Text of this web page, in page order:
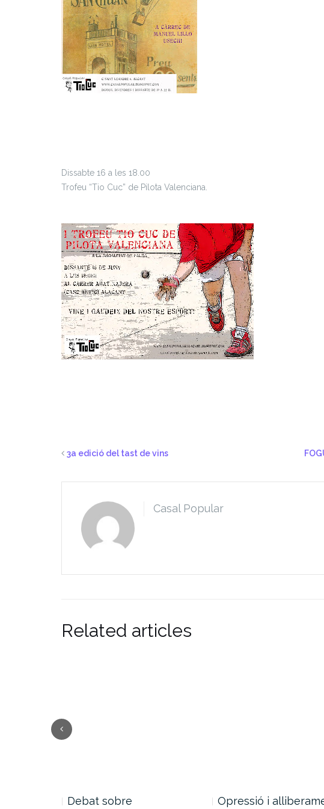
Dissabte 16 a les 18.00
Trofeu “Tio Cuc” de Pilota Valenciana.
3a edició del tast de vins
Casal Popular
Related articles
Debat sobre Opressió i